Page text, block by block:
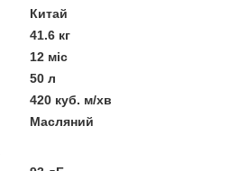
Китай
41.6 кг
12 міс
50 л
420 куб. м/хв
Масляний